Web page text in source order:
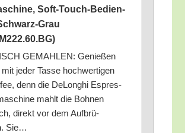
Soft-Touch-Bedien­
Grau
GEMAHLEN: Genie­ßen
mit jeder Tas­se hoch­wer­ti­gen
denn die DeLonghi Espres­
mahlt die Boh­nen
direkt vor dem Auf­brü­
Sie…